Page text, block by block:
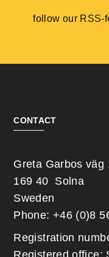
follow our RSS-
CONTACT
Greta Garbos väg
169 40 Solna
Sweden
Phone: +46 (0)8
Registration